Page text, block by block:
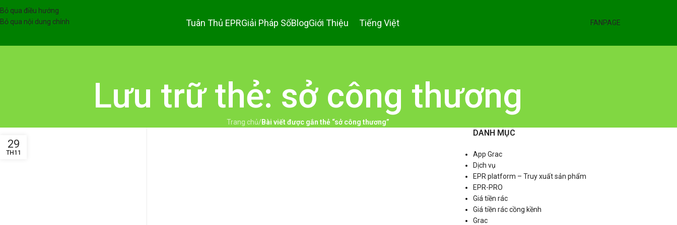
Bỏ qua điều hướng
Bỏ qua nội dung chính
Tuân Thủ EPRGiải Pháp SốBlogGiới Thiệu Tiếng Việt FANPAGE
Lưu trữ thẻ: sở công thương
Trang chủ/Bài viết được gắn thẻ “sở công thương”
29
TH11
DANH MỤC
App Grac
Dịch vụ
EPR platform – Truy xuất sản phẩm
EPR-PRO
Giá tiền rác
Giá tiền rác cồng kềnh
Grac